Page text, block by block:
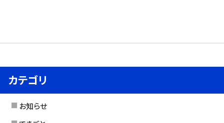
カテゴリ
お知らせ